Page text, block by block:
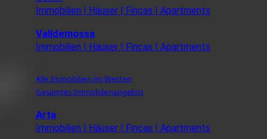
Immobilien | Häuser | Fincas | Apartments
Valldemossa
Immobilien | Häuser | Fincas | Apartments
Alle Immobilien im Westen
Gesamtes Immobilenangebot
Arta
Immobilien | Häuser | Fincas | Apartments